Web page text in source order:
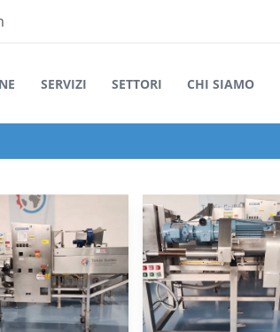
SERVIZI SETTORI CHI SIAMO